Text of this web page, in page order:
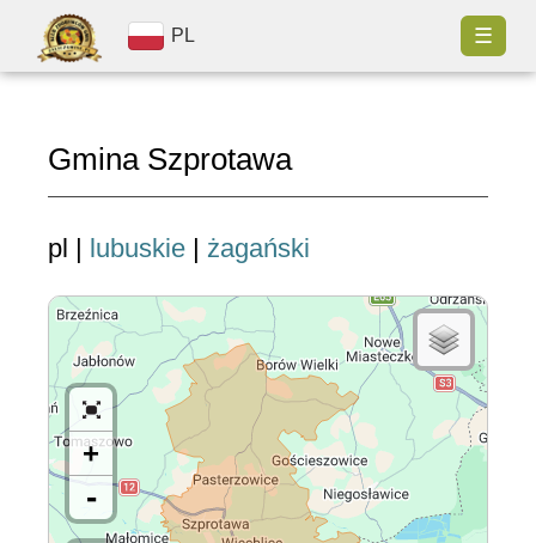
PL ☰
Gmina Szprotawa
pl | lubuskie | żagański
+
-